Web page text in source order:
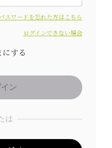
スワードを忘れた方はこちら
ログインできない場合
する
は